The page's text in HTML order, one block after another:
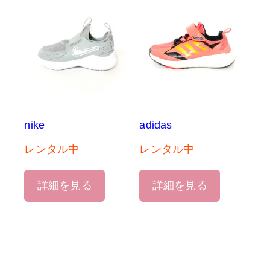
nike
レンタル中
詳細を見る
adidas
レンタル中
詳細を見る